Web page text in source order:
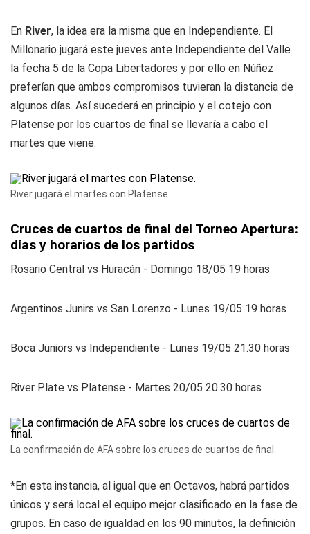
En River, la idea era la misma que en Independiente. El
Millonario jugará este jueves ante Independiente del Valle
la fecha 5 de la Copa Libertadores y por ello en Núñez
preferían que ambos compromisos tuvieran la distancia de
algunos días. Así sucederá en principio y el cotejo con
Platense por los cuartos de final se llevaría a cabo el
martes que viene.
River jugará el martes con Platense.
Cruces de cuartos de final del Torneo Apertura:
días y horarios de los partidos
Rosario Central vs Huracán - Domingo 18/05 19 horas
Argentinos Junirs vs San Lorenzo - Lunes 19/05 19 horas
Boca Juniors vs Independiente - Lunes 19/05 21.30 horas
River Plate vs Platense - Martes 20/05 20.30 horas
La confirmación de AFA sobre los cruces de cuartos de final.
*En esta instancia, al igual que en Octavos, habrá partidos
únicos y será local el equipo mejor clasificado en la fase de
grupos. En caso de igualdad en los 90 minutos, la definición